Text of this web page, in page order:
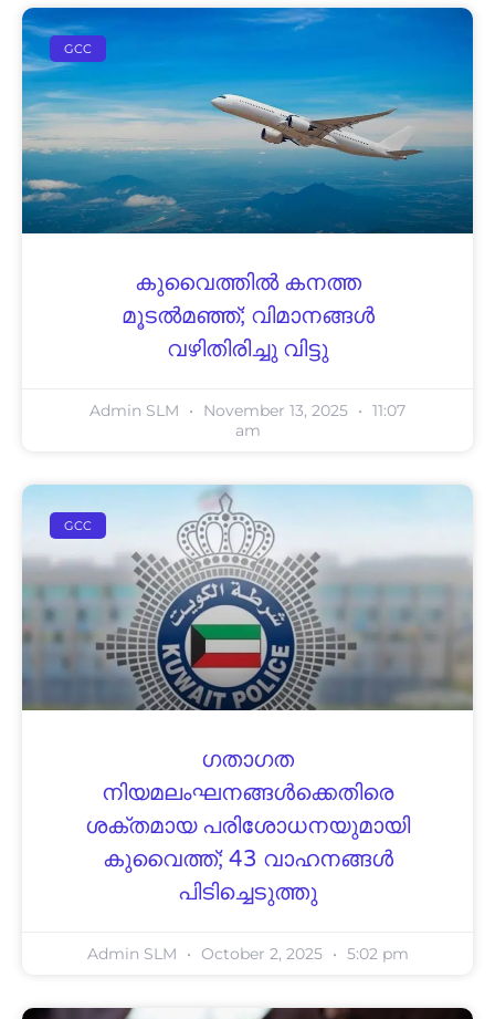
GCC
കുവൈത്തിൽ കനത്ത
മൂടൽമഞ്ഞ്; വിമാനങ്ങൾ
വഴിതിരിച്ചു വിട്ടു
Admin SLM November 13, 2025
11:07
am
GCC
ഗതാഗത
നിയമലംഘനങ്ങൾക്കെതിരെ
ശക്തമായ പരിശോധനയുമായി
കുവൈത്ത്; 43 വാഹനങ്ങൾ
പിടിച്ചെടുത്തു
Admin SLM October 2, 2025 5:02 pm